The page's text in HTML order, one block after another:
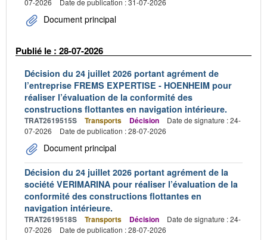
Document principal
Publié le : 28-07-2026
Décision du 24 juillet 2026 portant agrément de
l’entreprise FREMS EXPERTISE - HOENHEIM pour
réaliser l’évaluation de la conformité des
constructions flottantes en navigation intérieure.
TRAT2619515S Transports Décision
Date de signature : 24-
07-2026
Date de publication : 28-07-2026
Document principal
Décision du 24 juillet 2026 portant agrément de la
société VERIMARINA pour réaliser l’évaluation de la
conformité des constructions flottantes en
navigation intérieure.
TRAT2619518S Transports Décision
Date de signature : 24-
07-2026
Date de publication : 28-07-2026